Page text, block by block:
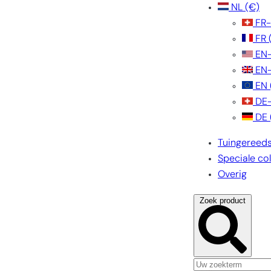
NL (€)
FR
EN
DE
Speciale
Overig
Zoek product